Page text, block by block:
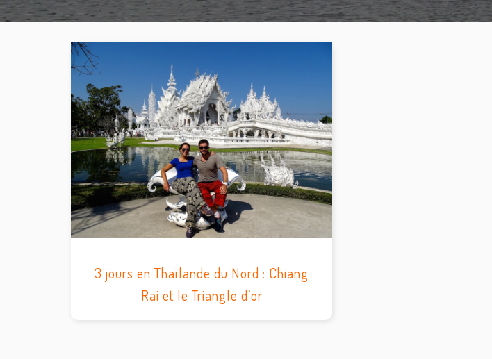
3 jours en Thaïlande du Nord : Chiang
Rai et le Triangle d’or